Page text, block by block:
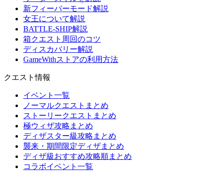
新フィーバーモード解説
女王について解説
BATTLE-SHIP解説
箱クエスト周回のコツ
ディスカバリー解説
GameWithストアの利用方法
クエスト情報
イベント一覧
ノーマルクエストまとめ
ストーリークエストまとめ
極ウィザ攻略まとめ
ディザスター級攻略まとめ
襲来・期間限定ディザまとめ
ディザ級おすすめ攻略順まとめ
コラボイベント一覧